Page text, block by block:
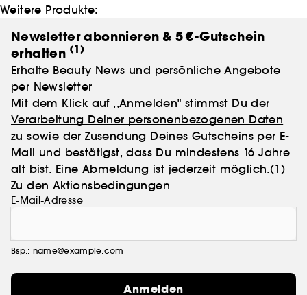
Weitere Produkte:
Newsletter abonnieren & 5 €-Gutschein
erhalten (1)
Erhalte Beauty News und persönliche Angebote
per Newsletter
Mit dem Klick auf ,,Anmelden" stimmst Du der
Verarbeitung Deiner personenbezogenen Daten
zu sowie der Zusendung Deines Gutscheins per E-
Mail und bestätigst, dass Du mindestens 16 Jahre
alt bist. Eine Abmeldung ist jederzeit möglich.(1)
Zu den Aktionsbedingungen
E-Mail-Adresse
Bsp.: name@example.com
Anmelden